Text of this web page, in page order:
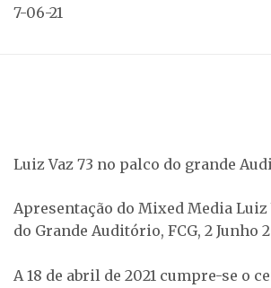
7-06-21
Luiz Vaz 73 no palco do grande
Apresentação do Mixed Media Luiz
do Grande Auditório, FCG, 2 Junho
A 18 de abril de 2021 cumpre-se o